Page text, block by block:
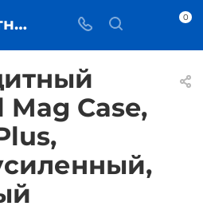
Чехол защитный uBear Real Mag Case, iPhone 15 Plus, MagSafe, усиленный, прозрачный • купить в Самаре - iЧехол 0
Mag Case,